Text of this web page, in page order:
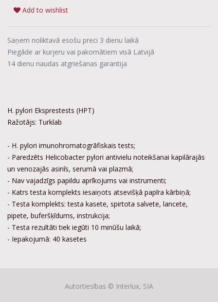
Add to wishlist
Saņem noliktavā esošu preci 3 dienu laikā
Piegāde ar kurjeru vai pakomātiem visā Latvijā
14 dienu naudas atgriešanas garantija
H. pylori Eksprestests (HPT)
Ražotājs: Turklab
- H. pylori imunohromatogrāfiskais tests;
- Paredzēts Helicobacter pylori antivielu noteikšanai kapilārajās
un venozajās asinīs, serumā vai plazmā;
- Nav vajadzīgs papildu aprīkojums vai instrumenti;
- Katrs testa komplekts iesaiņots atsevišķā papīra kārbiņā;
- Testa komplekts: testa kasete, spirtota salvete, lancete,
pipete, buferšķīdums, instrukcija;
- Testa rezultāti tiek iegūti 10 minūšu laikā;
- Iepakojumā: 40 kasetes
Autortiesības © Interlux, SIA